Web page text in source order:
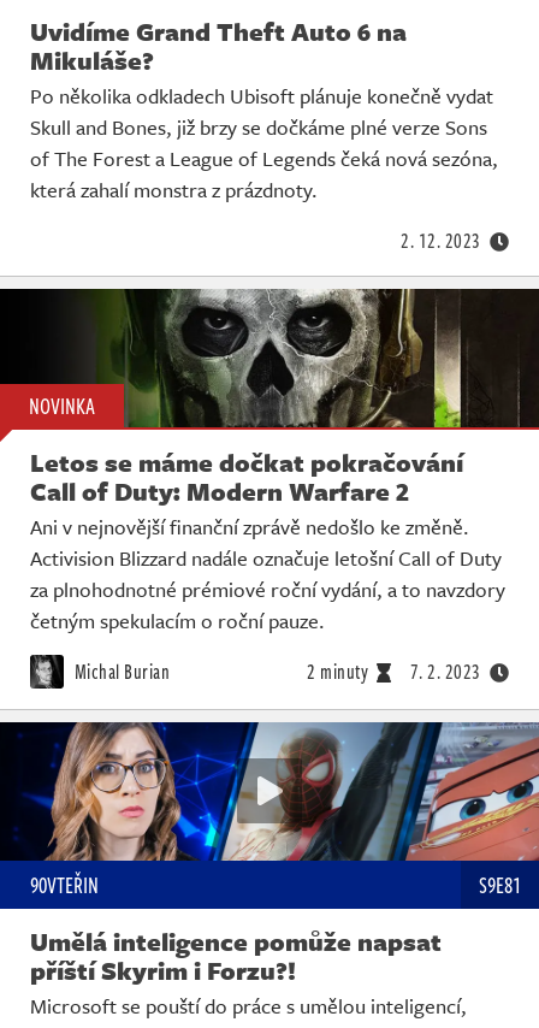
Uvidíme Grand Theft Auto 6 na
Mikuláše?
Po několika odkladech Ubisoft plánuje konečně vydat
Skull and Bones, již brzy se dočkáme plné verze Sons
of The Forest a League of Legends čeká nová sezóna,
která zahalí monstra z prázdnoty.
2. 12. 2023
NOVINKA
Letos se máme dočkat pokračování
Call of Duty: Modern Warfare 2
Ani v nejnovější finanční zprávě nedošlo ke změně.
Activision Blizzard nadále označuje letošní Call of Duty
za plnohodnotné prémiové roční vydání, a to navzdory
četným spekulacím o roční pauze.
Michal Burian 2 minuty 7. 2. 2023
90VTEŘIN S9E81
Umělá inteligence pomůže napsat
příští Skyrim i Forzu?!
Microsoft se pouští do práce s umělou inteligencí,